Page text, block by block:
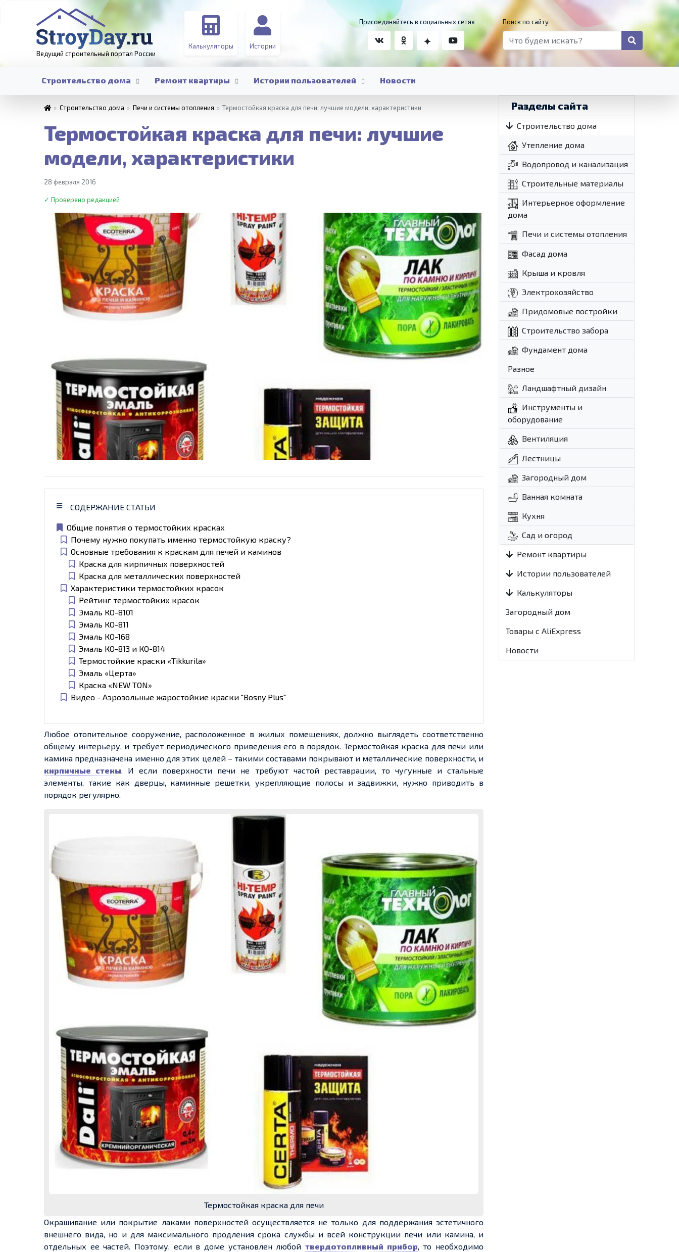
Ведущий строительный портал России
Калькуляторы Истории
Присоединяйтесь в социальных сетях Поиск по сайту
Строительство дома Ремонт квартиры Истории пользователей Новости
» Строительство дома » Печи и системы отопления » Термостойкая краска для печи: лучшие модели, характеристики
Термостойкая краска для печи: лучшие
модели, характеристики
28 февраля 2016
✓ Проверено редакцией
СОДЕРЖАНИЕ СТАТЬИ
Общие понятия о термостойких красках
Почему нужно покупать именно термостойкую краску?
Основные требования к краскам для печей и каминов
Краска для кирпичных поверхностей
Краска для металлических поверхностей
Характеристики термостойких красок
Рейтинг термостойких красок
Эмаль КО-8101
Эмаль КО-811
Эмаль КО-168
Эмаль КО-813 и КО-814
Термостойкие краски «Tikkurila»
Эмаль «Церта»
Краска «NEW TON»
Видео - Аэрозольные жаростойкие краски "Bosny Plus"
Любое отопительное сооружение, расположенное в жилых помещениях, должно выглядеть соответственно
общему интерьеру, и требует периодического приведения его в порядок. Термостойкая краска для печи или
камина предназначена именно для этих целей – такими составами покрывают и металлические поверхности, и
кирпичные стены. И если поверхности печи не требуют частой реставрации, то чугунные и стальные
элементы, такие как дверцы, каминные решетки, укрепляющие полосы и задвижки, нужно приводить в
порядок регулярно.
Термостойкая краска для печи
Окрашивание или покрытие лаками поверхностей осуществляется не только для поддержания эстетичного
внешнего вида, но и для максимального продления срока службы и всей конструкции печи или камина, и
отдельных ее частей. Поэтому, если в доме установлен любой твердотопливный прибор, то необходимо
Разделы сайта
Строительство дома
Утепление дома
Водопровод и канализация
Строительные материалы
Интерьерное оформление
дома
Печи и системы отопления
Фасад дома
Крыша и кровля
Электрохозяйство
Придомовые постройки
Строительство забора
Фундамент дома
Разное
Ландшафтный дизайн
Инструменты и
оборудование
Вентиляция
Лестницы
Загородный дом
Ванная комната
Кухня
Сад и огород
Ремонт квартиры
Истории пользователей
Калькуляторы
Загородный дом
Товары с AliExpress
Новости